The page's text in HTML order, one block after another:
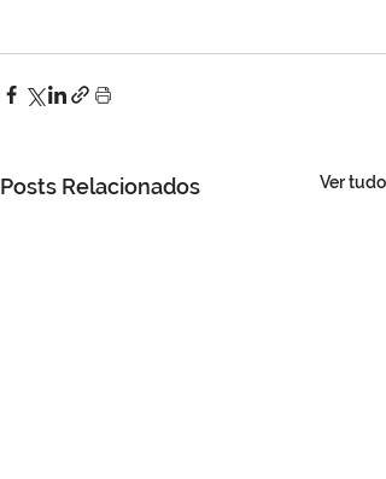
Posts Relacionados Ver tudo